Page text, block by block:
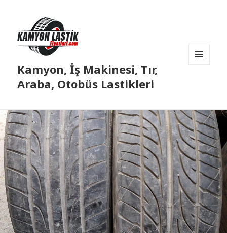
Kamyon, İş Makinesi, Tır,
Araba, Otobüs Lastikleri